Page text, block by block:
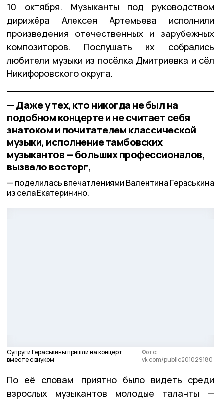
10 октября. Музыканты под руководством
дирижёра Алексея Артемьева исполнили
произведения отечественных и зарубежных
композиторов. Послушать их собрались
любители музыки из посёлка Дмитриевка и сёл
Никифоровского округа.
— Даже у тех, кто никогда не был на
подобном концерте и не считает себя
знатоком и почитателем классической
музыки, исполнение тамбовских
музыкантов — больших профессионалов,
вызвало восторг,
поделилась впечатлениями Валентина Гераськина
из села Екатеринино.
Супруги Гераськины пришли на концерт
вместе с внуком
Фото:
vk.com/public201029180
По её словам, приятно было видеть среди
взрослых музыкантов молодые таланты —